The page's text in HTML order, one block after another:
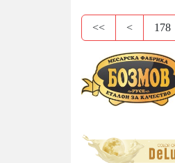
<< < 178